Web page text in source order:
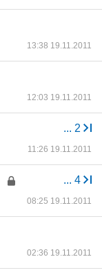
13:38 19.11.2011
12:03 19.11.2011
... 2
11:26 19.11.2011
... 4
08:25 19.11.2011
02:36 19.11.2011